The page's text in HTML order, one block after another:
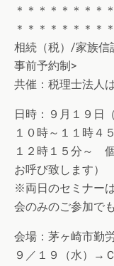
＊＊＊＊＊＊＊＊
＊＊＊＊＊＊＊＊
相続（税）/家族信
事前予約制>
共催：税理士法人
日時：９月１９日
１０時～１１時
１２時１５分～
お呼び致します）
※両日のセミナー
会のみのご参加で
会場：茅ヶ崎市勤
９／１９（水）→